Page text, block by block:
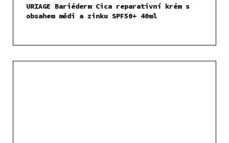
URIAGE Bariéderm Cica reparativní krém s
obsahem mědi a zinku SPF50+ 40ml